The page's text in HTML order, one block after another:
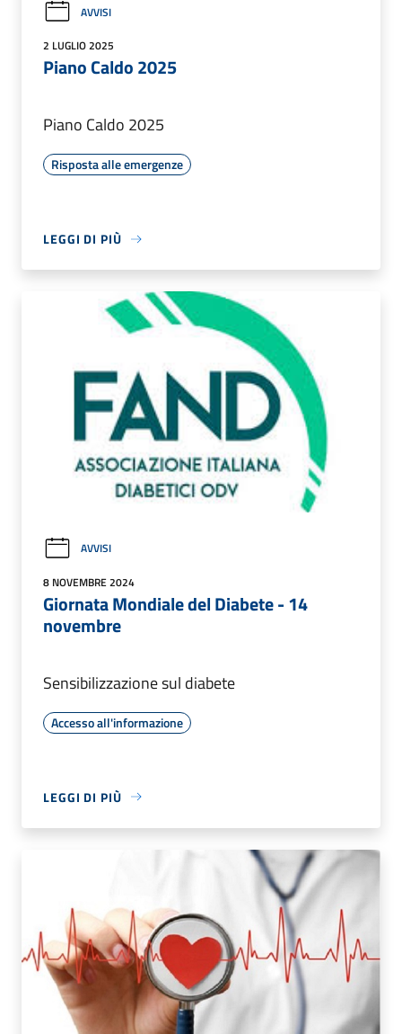
AVVISI
2 LUGLIO 2025
Piano Caldo 2025
Piano Caldo 2025
Risposta alle emergenze
LEGGI DI PIÙ
AVVISI
8 NOVEMBRE 2024
Giornata Mondiale del Diabete - 14
novembre
Sensibilizzazione sul diabete
Accesso all'informazione
LEGGI DI PIÙ